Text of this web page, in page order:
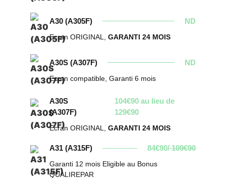
A30 (A305F) ND
Ecran ORIGINAL,GARANTI 24 MOIS
A30S (A307F) ND
Ecran compatible, Garanti 6 mois
A30S
(A307F)
104€90 au lieu de
129€90
Ecran ORIGINAL,GARANTI 24 MOIS
A31 (A315F) 84€90/109€90
Garanti 12 mois Eligible au Bonus
QUALIREPAR